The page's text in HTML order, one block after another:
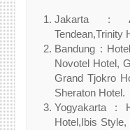
Jakarta :
Tendean,Trinity
Bandung :
Novotel Hotel,
Grand Tjokro
Sheraton Hotel.
Yogyakarta :
Hotel,Ibis Style,